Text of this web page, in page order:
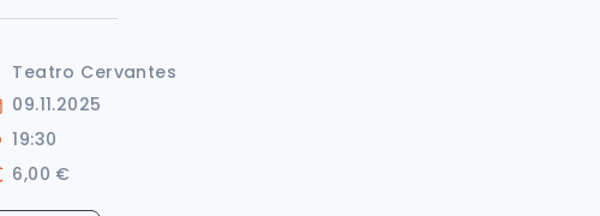
Teatro Cervantes
09.11.2025
19:30
6,00 €